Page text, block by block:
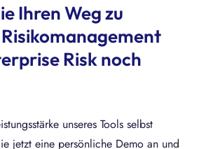
Ihren Weg zu
Risk noch
unseres Tools selbst
jetzt eine persönliche Demo an und